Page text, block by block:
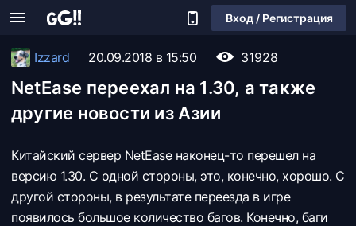
Вход / Регистрация
Izzard 20.09.2018 в 15:50 31928
NetEase переехал на 1.30, а также
другие новости из Азии
Китайский сервер NetEase наконец-то перешел на
версию 1.30. С одной стороны, это, конечно, хорошо. С
другой стороны, в результате переезда в игре
появилось большое количество багов. Конечно, баги